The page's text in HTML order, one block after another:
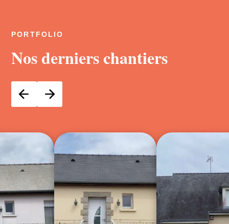
PORTFOLIO
Nos derniers chantiers